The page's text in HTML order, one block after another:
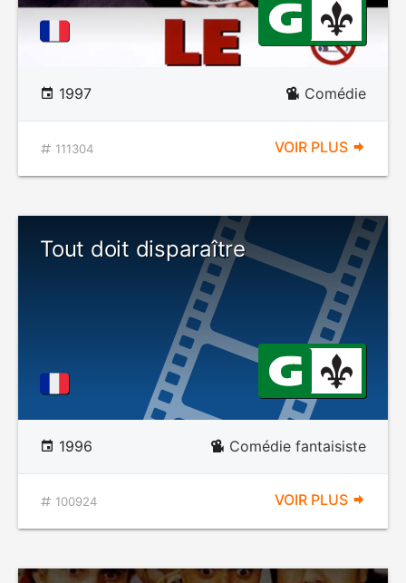
1997 Comédie
111304 VOIR PLUS
Tout doit disparaître
1996 Comédie fantaisiste
100924 VOIR PLUS